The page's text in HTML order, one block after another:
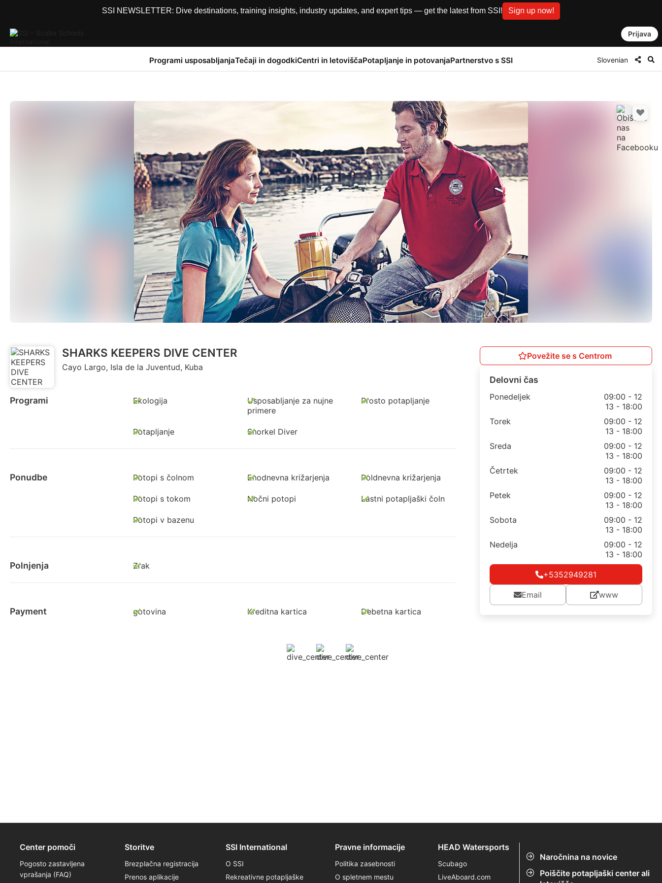
SSI NEWSLETTER: Dive destinations, training insights, industry updates, and expert tips — get the latest from SSI! Sign up now!
Prijava
Programi usposabljanjaTečaji in dogodkiCentri in letoviščaPotapljanje in potovanjaPartnerstvo s SSI Slovenian
SHARKS KEEPERS DIVE CENTER
Cayo Largo, Isla de la Juventud, Kuba
Programi Ekologija
Usposabljanje za nujne
primere
Prosto potapljanje
Potapljanje Snorkel Diver
Ponudbe Potopi s čolnom Enodnevna križarjenja Poldnevna križarjenja
Potopi s tokom Nočni potopi Lastni potapljaški čoln
Potopi v bazenu
Polnjenja Zrak
Payment gotovina Kreditna kartica Debetna kartica
Povežite se s Centrom
Delovni čas
Ponedeljek
09:00 - 12
13 - 18:00
Torek
09:00 - 12
13 - 18:00
Sreda
09:00 - 12
13 - 18:00
Četrtek
09:00 - 12
13 - 18:00
Petek
09:00 - 12
13 - 18:00
Sobota
09:00 - 12
13 - 18:00
Nedelja
09:00 - 12
13 - 18:00
+5352949281
Email www
Naročnina na novice
Poiščite potapljaški center ali
Center pomoči
Pogosto zastavljena
vprašanja (FAQ)
Storitve
Brezplačna registracija
Prenos aplikacije
SSI International
O SSI
Rekreativne potapljaške
Pravne informacije
Politika zasebnosti
O spletnem mestu
HEAD Watersports
Scubago
LiveAboard.com